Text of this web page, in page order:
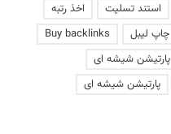
استند تسلیت
اخذ رتبه
چاپ لیبل
Buy backlinks
پارتیشن شیشه ای
پارتیشن شیشه ای